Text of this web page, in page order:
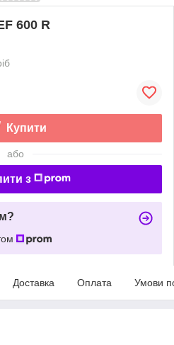
600 R
Купити
або
з
Доставка Оплата Умови